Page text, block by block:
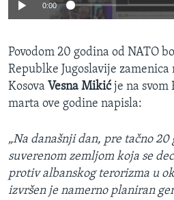
0:00
Povodom 20 godina od NATO
Republke Jugoslavije
Kosova Vesna Mikićje na svom
marta ove godine napisla:
„Na današnji dan, pre tačno
suverenom zemljom koja se
protiv albanskog terorizma u
izvršen je namerno planiran